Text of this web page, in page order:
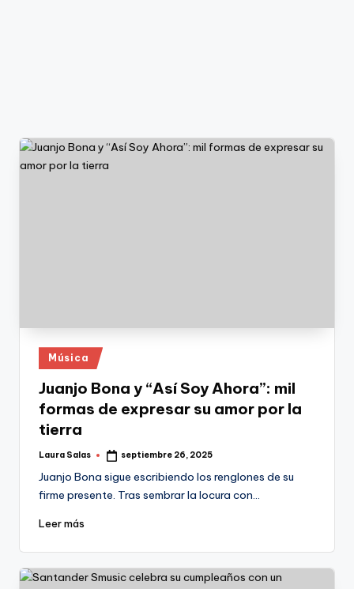
Publicado
en
Música
Juanjo Bona y “Así Soy Ahora”: mil
formas de expresar su amor por la
tierra
Publicado
Laura Salas septiembre 26, 2025
Juanjo Bona sigue escribiendo los renglones de su
firme presente. Tras sembrar la locura con…
Leer más